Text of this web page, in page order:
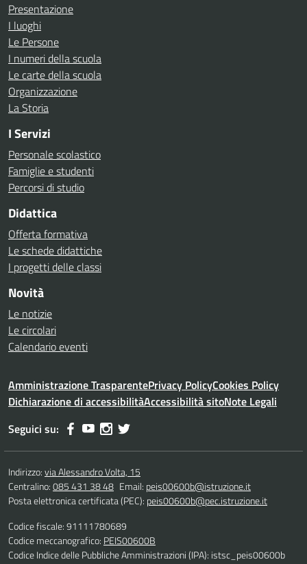
Presentazione
I luoghi
Le Persone
I numeri della scuola
Le carte della scuola
Organizzazione
La Storia
I Servizi
Personale scolastico
Famiglie e studenti
Percorsi di studio
Didattica
Offerta formativa
Le schede didattiche
I progetti delle classi
Novità
Le notizie
Le circolari
Calendario eventi
Amministrazione TrasparentePrivacy PolicyCookies Policy
Dichiarazione di accessibilitàAccessibilità sitoNote Legali
Seguici su:
Indirizzo:via Alessandro Volta, 15
Centralino:085 431 38 48 Email: peis00600b@istruzione.it
Posta elettronica certificata (PEC): peis00600b@pec.istruzione.it
Codice fiscale: 91111780689
Codice meccanografico: PEIS00600B
Codice Indice delle Pubbliche Amministrazioni (IPA): istsc_peis00600b